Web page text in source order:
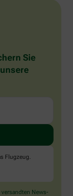
Sie
Flugzeug.
News-